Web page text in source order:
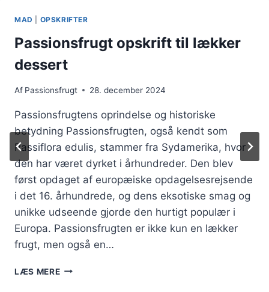
MAD OPSKRIFTER
Passionsfrugt opskrift til lækker
dessert
Af Passionsfrugt 28. december 2024
Passionsfrugtens oprindelse og historiske
betydning Passionsfrugten, også kendt som
Passiflora edulis, stammer fra Sydamerika, hvor
den har været dyrket i århundreder. Den blev
først opdaget af europæiske opdagelsesrejsende
i det 16. århundrede, og dens eksotiske smag og
unikke udseende gjorde den hurtigt populær i
Europa. Passionsfrugten er ikke kun en lækker
frugt, men også en…
LÆS MEREPASSIONSFRUGT